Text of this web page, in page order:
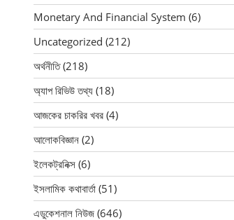
Monetary And Financial System (6)
Uncategorized (212)
অর্থনীতি(218)
অ্যাপ রিভিউ তথ্য (18)
আজকের চাকরির খবর (4)
আলোকবিজ্ঞান (2)
ইলেকট্রনিক্স (6)
ইসলামিক কথাবার্তা (51)
এডুকেশনাল নিউজ (646)